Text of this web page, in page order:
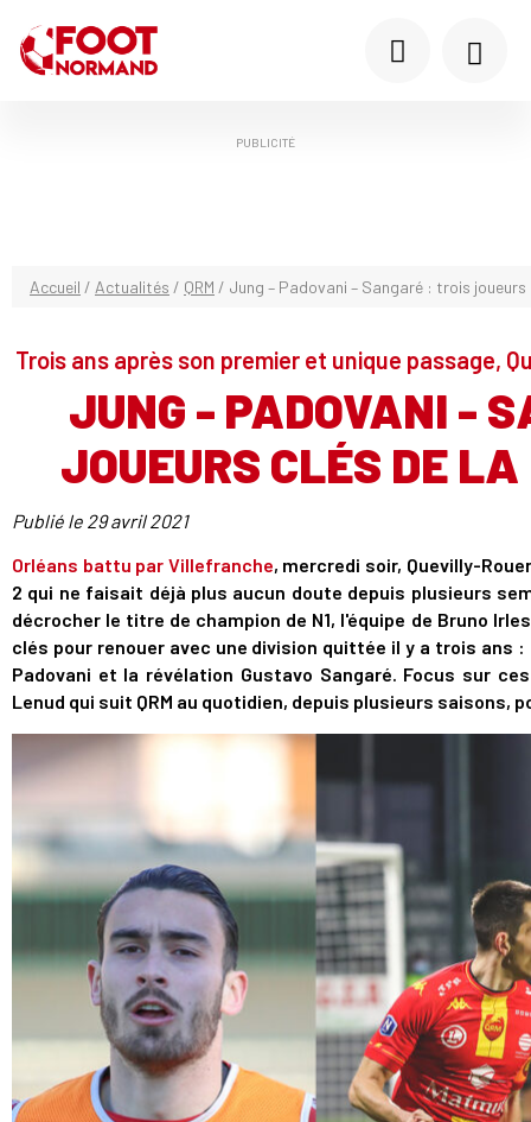
PUBLICITÉ
Accueil / Actualités / QRM / Jung – Padovani – Sangaré : trois joueurs
Trois ans après son premier et unique passage,
JUNG - PADOVANI -
JOUEURS CLÉS DE LA
Publié le 29 avril 2021
Orléans battu par Villefranche, mercredi soir, Quevilly-
2 qui ne faisait déjà plus aucun doute depuis plusieurs
décrocher le titre de champion de N1, l'équipe de Bruno
clés pour renouer avec une division quittée il y a trois ans
Padovani et la révélation Gustavo Sangaré. Focus sur
Lenud qui suit QRM au quotidien, depuis plusieurs saisons,